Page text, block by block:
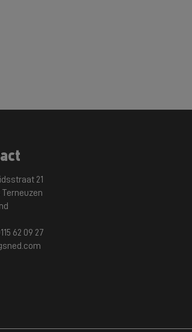
21
Terneuzen
62 09 27